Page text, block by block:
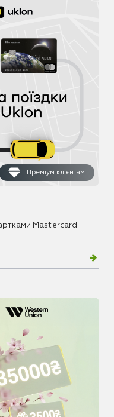
Преміум клієнтам
Mastercard